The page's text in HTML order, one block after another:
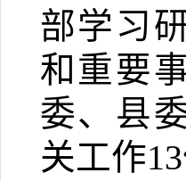
部学习
和重要
委、县
关工作13